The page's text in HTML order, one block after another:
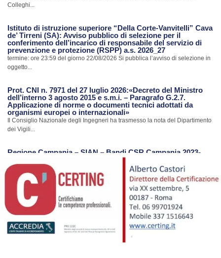
Colleghi...
Istituto di istruzione superiore “Della Corte-Vanvitelli” Cava
de’ Tirreni (SA): Avviso pubblico di selezione per il
conferimento dell’incarico di responsabile del servizio di
prevenzione e protezione (RSPP) a.s. 2026_27
termine: ore 23:59 del giorno 22/08/2026 Si pubblica l’avviso di selezione in
oggetto...
Prot. CNI n. 7971 del 27 luglio 2026:«Decreto del Ministro
dell’interno 3 agosto 2015 e s.m.i. – Paragrafo G.2.7.
Applicazione di norme o documenti tecnici adottati da
organismi europei o internazionali»
Il Consiglio Nazionale degli Ingegneri ha trasmesso la nota del Dipartimento
dei Vigili...
Regione Campania – SIAN – Bandi CSR Campania 2023-
La Regione Campania con riferimento al Portale SIAN ha trasmesso una
nota con...
Avvio procedimento di revisione Albo CTU e Periti del
Tribunale di Nola
Con nota Prot. n.7385 del 24.07.2026 il Tribunale di Nola ha comunicato
l’avvio...